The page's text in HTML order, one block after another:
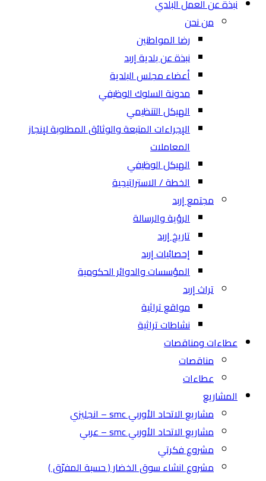
نبذة عن العمل البلدي
من نحن
رضا المواطنين
نبذة عن بلدية إربد
أعضاء مجلس البلدية
مدونة السلوك الوظيفي
الهيكل التنظيمي
الإجراءات المتبعة والوثائق المطلوبة لإنجاز
المعاملات
الهيكل الوظيفي
الخطة / الاستراتيجية
مجتمع إربد
الرؤية والرسالة
تاريخ إربد
إحصائيات إربد
المؤسسات والدوائر الحكومية
تراث إربد
مواقع تراثية
نشاطات تراثية
عطاءات ومناقصات
مناقصات
عطاءات
المشاريع
مشاريع الاتحاد الأوربي smc – انجليزي
مشاريع الاتحاد الأوربي smc – عربي
مشروع فكرتي
مشروع انشاء سوق الخضار ( حسبة المفرّق )